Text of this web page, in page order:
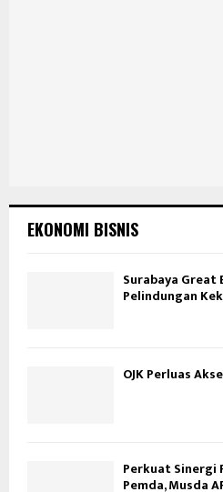
EKONOMI BISNIS
Surabaya Great
Pelindungan
OJK Perluas
Perkuat Sinergi
Pemda, Musda